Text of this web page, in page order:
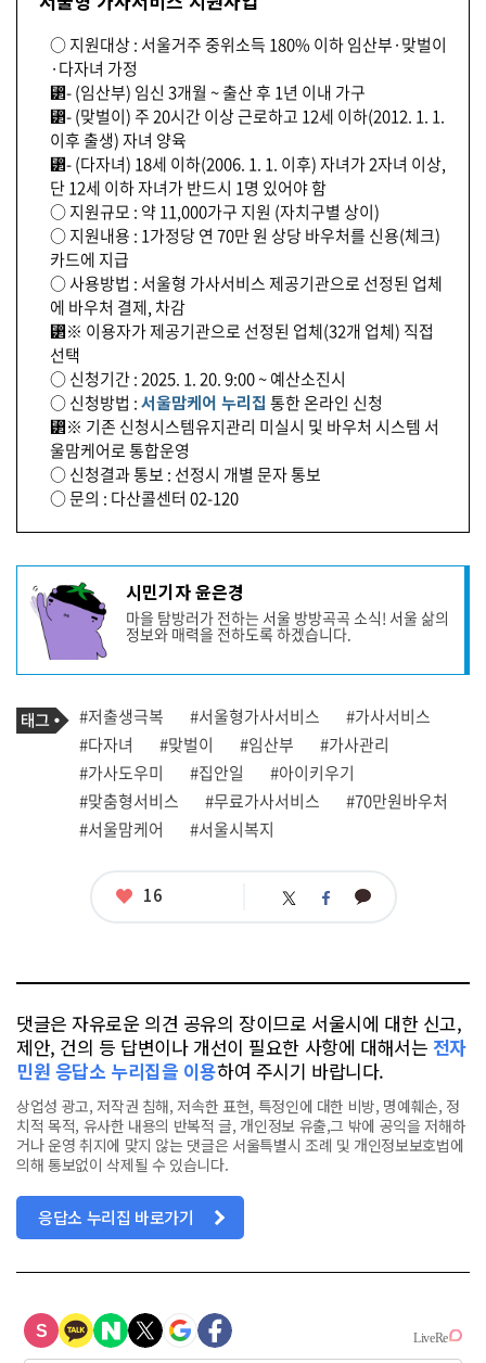
○ 지원대상 : 서울거주 중위소득 180% 이하 임산부·맞벌이
·다자녀 가정
⁲- (임산부) 임신 3개월 ~ 출산 후 1년 이내 가구
⁲- (맞벌이) 주 20시간 이상 근로하고 12세 이하(2012. 1. 1.
이후 출생) 자녀 양육
⁲- (다자녀) 18세 이하(2006. 1. 1. 이후) 자녀가 2자녀 이상,
단 12세 이하 자녀가 반드시 1명 있어야 함
○ 지원규모 : 약 11,000가구 지원 (자치구별 상이)
○ 지원내용 : 1가정당 연 70만 원 상당 바우처를 신용(체크)
카드에 지급
○ 사용방법 : 서울형 가사서비스 제공기관으로 선정된 업체
에 바우처 결제, 차감
⁲※ 이용자가 제공기관으로 선정된 업체(32개 업체) 직접
선택
○ 신청기간 : 2025. 1. 20. 9:00 ~ 예산소진시
○ 신청방법 :서울맘케어 누리집 통한 온라인 신청
⁲※ 기존 신청시스템유지관리 미실시 및 바우처 시스템 서
울맘케어로 통합운영
○ 신청결과 통보 : 선정시 개별 문자 통보
○ 문의 : 다산콜센터 02-120
기
사
작
성
프
필
시민기자 윤은경
마을 탐방러가 전하는 서울 방방곡곡 소식! 서울 삶의
정보와 매력을 전하도록 하겠습니다.
기
사
관
련
태
그
태
그
#저출생극복 #서울형가사서비스
#가사서비스
#다자녀
#맞벌이 #임산부
#가사관리
#가사도우미
#집안일
#아이키우기
#맞춤형서비스
#무료가사서비스
#70만원바우처
#서울맘케어
#서울시복지
좋
16 트 페 카
댓글은 자유로운 의견 공유의 장이므로 서울시에 대한 신고,
제안, 건의 등 답변이나 개선이 필요한 사항에 대해서는 전자
민원 응답소 누리집을 이용하여 주시기 바랍니다.
상업성 광고, 저작권 침해, 저속한 표현, 특정인에 대한 비방, 명예훼손, 정
치적 목적, 유사한 내용의 반복적 글, 개인정보 유출,그 밖에 공익을 저해하
거나 운영 취지에 맞지 않는 댓글은 서울특별시 조례 및 개인정보보호법에
의해 통보없이 삭제될 수 있습니다.
응답소 누리집 바로가기